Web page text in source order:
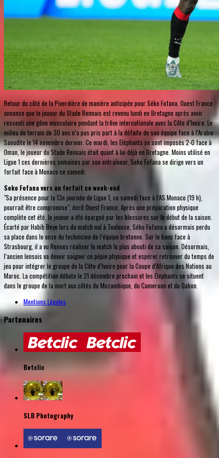
Retour du côté de la Piverdière de manière anticipée pour Séko Fofana. Ouest France
annonce que le joueur du Stade Rennais est revenu lundi en Bretagne après avoir
ressenti une gêne musculaire pendant la trêve internationale avec la Côte d’Ivoire. Le
milieu de terrain de 30 ans n’a pas pris part à la défaite de son équipe face à l’Arabie
Saoudite le 14 novembre dernier. Ce mardi, les Eléphants se sont imposés 2-0 face à
Oman, le joueur du Stade Rennais était quant à lui déjà en Bretagne. Moins utilisé en
Ligue 1 ces dernières semaines par son entraîneur, Seko Fofana se dirige vers un
forfait face à Monaco ce samedi.
Seko Fofana vers un forfait ce week-end
"Sa présence pour la 13e journée de Ligue 1, ce samedi face à l’AS Monaco (19 h),
pourrait être compromise", écrit Ouest France. Après une préparation physique
complète cet été, le joueur a été épargné par les blessures sur le début de la saison.
Écarté par Habib Beye lors du match nul à Toulouse, Séko Fofana a désormais perdu
sa place dans le onze du technicien de l’équipe bretonne. Sur le banc face à
Strasbourg, il a vu Rennes réaliser le match le plus abouti de sa saison. Désormais,
l’ancien lensois va devoir soigner ce pépin physique et espérer retrouver du temps de
jeu pour intégrer le groupe de la Côte d’Ivoire pour la Coupe d’Afrique des Nations au
Maroc. La compétition débute le 21 décembre prochain et les Éléphants se situent
dans le groupe de la mort aux côtés du Mozambique, du Cameroun et du Gabon.
Mentions Légales
Partenaires
Betclic
SLB Photography